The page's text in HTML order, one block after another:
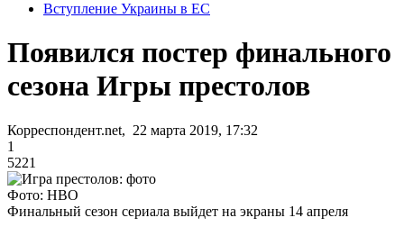
Вступление Украины в ЕС
Появился постер финального
сезона Игры престолов
Корреспондент.net, 22 марта 2019, 17:32
1
5221
Фото: HBO
Финальный сезон сериала выйдет на экраны 14 апреля